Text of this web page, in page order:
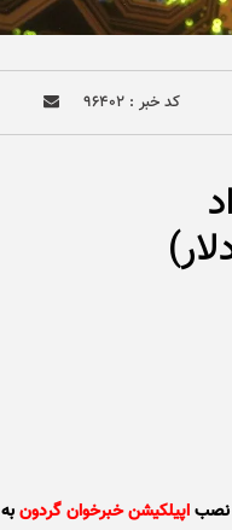
کد خبر : ۹۶۴۰۲
نصباپیلکیشن خبرخوان گردون